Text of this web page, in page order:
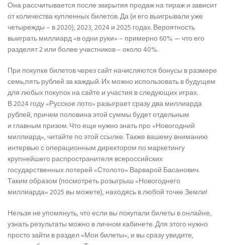
Она рассчитывается после закрытия продаж на тираж и зависит
от количества купленных билетов. Да (и его выигрывали уже
четырежды – в 2020), 2023, 2024 и 2025 годах. Вероятность
выиграть миллиард «в одни руки» – примерно 60% — что его
разделят 2 или более участников – около 40%.
При покупке билетов через сайт начисляются бонусы в размере
семь,пять рублей за каждый. Их можно использовать в будущем
для любых покупок на сайте и участия в следующих играх.
В 2024 году «Русское лото» разыграет сразу два миллиарда
рублей, причем половина этой суммы будет отдельным
и главным призом. Что еще нужно знать про «Новогодний
миллиард», читайте по этой ссылке. Также вашему вниманию
интервью с операционным директором по маркетингу
крупнейшего распространителя всероссийских
государственных лотерей «Столото» Варварой Басанович.
Таким образом (посмотреть розыгрыш «Новогоднего
миллиарда» 2025 вы можете), находясь в любой точке Земли!
Нельзя не упомянуть, что если вы покупали билеты в онлайне,
узнать результаты можно в личном кабинете. Для этого нужно
просто зайти в раздел «Мои билеты», и вы сразу увидите,